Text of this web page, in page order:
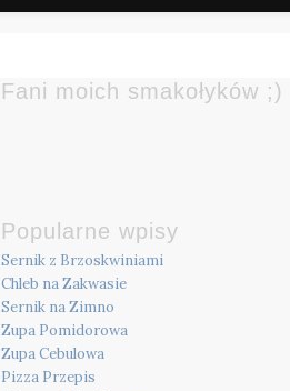
Fani moich smakołyków ;)
Popularne wpisy
Sernik z Brzoskwiniami
Chleb na Zakwasie
Sernik na Zimno
Zupa Pomidorowa
Zupa Cebulowa
Pizza Przepis